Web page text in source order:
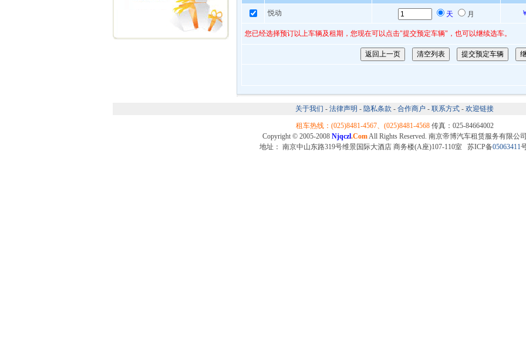
悦动 天 月
您已经选择预订以上车辆及租期，您现在可以点击"提交预定车辆"，也可以继续选车。
关于我们 - 法律声明 - 隐私条款 - 合作商户 - 联系方式 - 欢迎链接
租车热线：(025)8481-4567、(025)8481-4568传真：025-84664002
Copyright © 2005-2008 Njqczl.ComAll Rights Reserved. 南京帝博汽车租赁服务有限公
地址： 南京中山东路319号维景国际大酒店 商务楼(A座)107-110室 苏ICP备05063411